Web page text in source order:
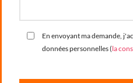
En envoyant ma demande,
données personnelles (la